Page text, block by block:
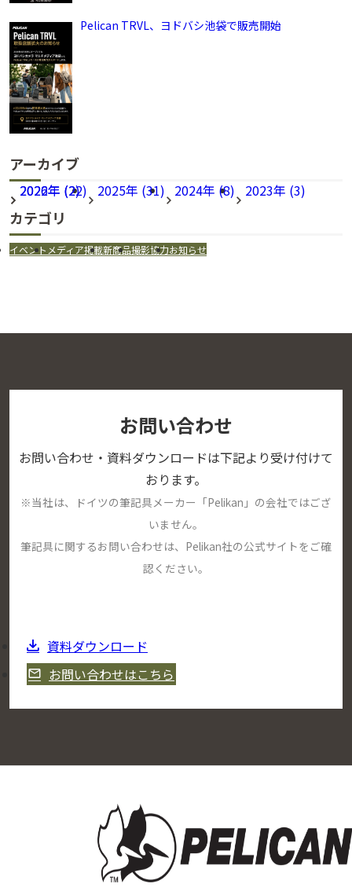
Pelican TRVL、ヨドバシ池袋で販売開始
アーカイブ
2026年 (22) 2025年 (31) 2024年 (8) 2023年 (3)
2022年 (2)
カテゴリ
イベント メディア掲載新商品撮影協力お知らせ
お問い合わせ
お問い合わせ・資料ダウンロードは下記より受け付けて
おります。
※当社は、ドイツの筆記具メーカー「Pelikan」の会社ではござ
いません。
筆記具に関するお問い合わせは、Pelikan社の公式サイトをご確
認ください。
資料ダウンロード
お問い合わせはこちら